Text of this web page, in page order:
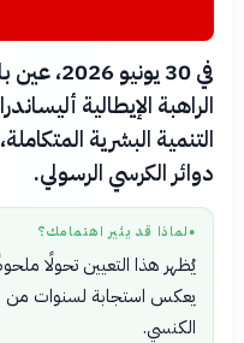
في 30
الراهبة الإيطالية
التنمية البشرية
دوائر الكرسي الرسولي.
● لماذا قد يثير اهتمامك؟
يُظهر هذا التعيين تحولًا
يعكس استجابة لسنوات من
الكنسي.